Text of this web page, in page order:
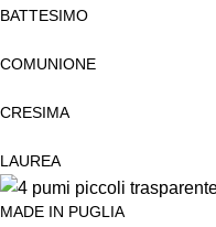
BATTESIMO
COMUNIONE
CRESIMA
LAUREA
MADE IN PUGLIA